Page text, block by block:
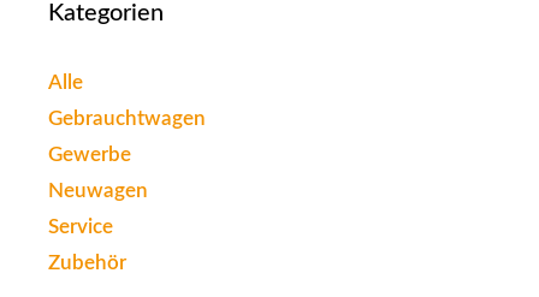
Kategorien
Alle
Gebrauchtwagen
Gewerbe
Neuwagen
Service
Zubehör